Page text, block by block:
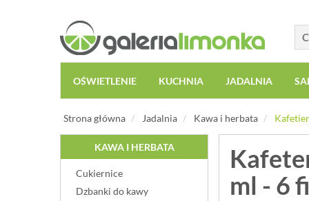
OŚWIETLENIE KUCHNIA JADALNIA
Strona główna Jadalnia Kawa i herbata
KAWA I HERBATA
Cukiernice
Dzbanki do kawy
ml - 6